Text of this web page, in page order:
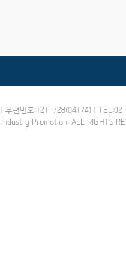
| 우편번호:121-728(04174) |
Promotion. ALL RIGHTS